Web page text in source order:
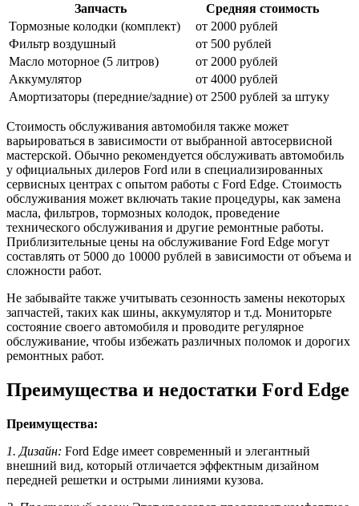
Запчасть
Средняя стоимость
Тормозные колодки (комплект)
от 2000 рублей
Фильтр воздушный
от 500 рублей
Масло моторное (5 литров)
от 2000 рублей
Аккумулятор
от 4000 рублей
Амортизаторы (передние/задние) от 2500 рублей за штуку
Стоимость обслуживания автомобиля также может
варьироваться в зависимости от выбранной автосервисной
мастерской. Обычно рекомендуется обслуживать автомобиль
у официальных дилеров Ford или в специализированных
сервисных центрах с опытом работы с Ford Edge. Стоимость
обслуживания может включать такие процедуры, как замена
масла, фильтров, тормозных колодок, проведение
технического обслуживания и другие ремонтные работы.
Приблизительные цены на обслуживание Ford Edge могут
составлять от 5000 до 10000 рублей в зависимости от объема и
сложности работ.
Не забывайте также учитывать сезонность замены некоторых
запчастей, таких как шины, аккумулятор и т.д. Мониторьте
состояние своего автомобиля и проводите регулярное
обслуживание, чтобы избежать различных поломок и дорогих
ремонтных работ.
Преимущества и недостатки Ford Edge
Преимущества:
1. Дизайн: Ford Edge имеет современный и элегантный
внешний вид, который отличается эффектным дизайном
передней решетки и острыми линиями кузова.